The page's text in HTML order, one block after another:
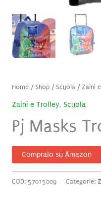
Home/ Shop/ Scuola/ Zaini
Zaini e Trolley, Scuola
Pj Masks
Compralo su Amazon
COD: 57015009 Categorie: